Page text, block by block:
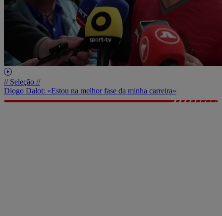
// Seleção //
Diogo Dalot: «Estou na melhor fase da minha carreira»